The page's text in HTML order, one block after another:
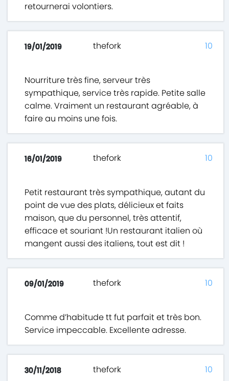
retournerai volontiers.
19/01/2019 thefork
Nourriture très fine, serveur très
sympathique, service très rapide. Petite salle
calme. Vraiment un restaurant agréable, à
faire au moins une fois.
10
16/01/2019 thefork
Petit restaurant très sympathique, autant du
point de vue des plats, délicieux et faits
maison, que du personnel, très attentif,
efficace et souriant !Un restaurant italien où
mangent aussi des italiens, tout est dit !
10
09/01/2019 thefork
Comme d’habitude tt fut parfait et très bon.
Service impeccable. Excellente adresse.
10
30/11/2018 thefork 10